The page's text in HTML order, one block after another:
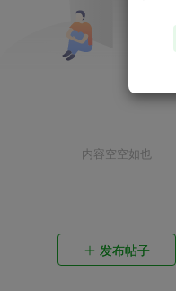
内容空空如也
发布帖子